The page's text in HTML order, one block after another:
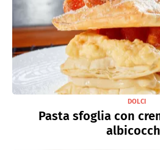
DOLCI
Pasta sfoglia con